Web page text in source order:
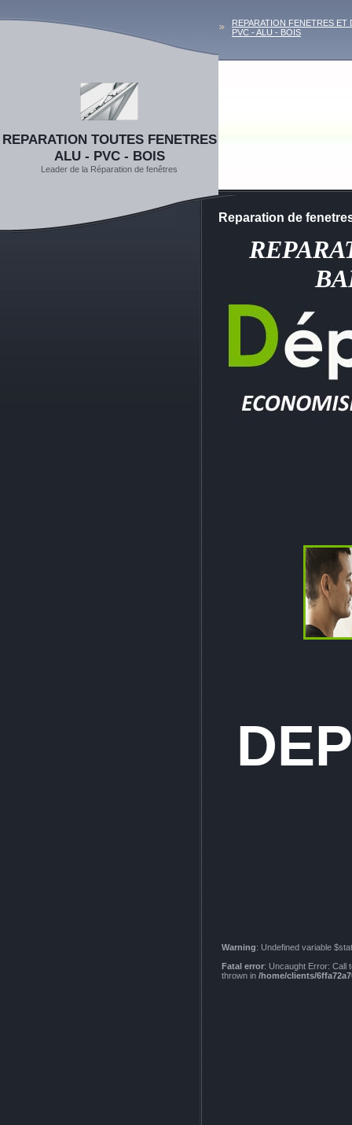
REPARATION FENETRES ET
PVC - ALU - BOIS
REPARATION TOUTES FENETRES
ALU - PVC - BOIS
Leader de la Réparation de fenêtres
Reparation de
Warning: Undefined variable
Fatal error: Uncaught Error: Call
thrown in /home/clients/